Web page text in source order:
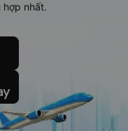
hợp nhất.